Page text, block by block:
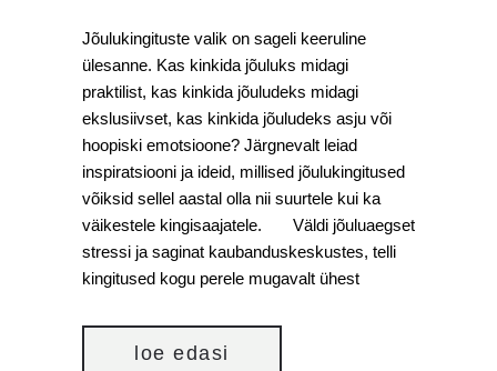
Jõulukingituste valik on sageli keeruline
ülesanne. Kas kinkida jõuluks midagi
praktilist, kas kinkida jõuludeks midagi
ekslusiivset, kas kinkida jõuludeks asju või
hoopiski emotsioone? Järgnevalt leiad
inspiratsiooni ja ideid, millised jõulukingitused
võiksid sellel aastal olla nii suurtele kui ka
väikestele kingisaajatele. Väldi jõuluaegset
stressi ja saginat kaubanduskeskustes, telli
kingitused kogu perele mugavalt ühest
loe edasi